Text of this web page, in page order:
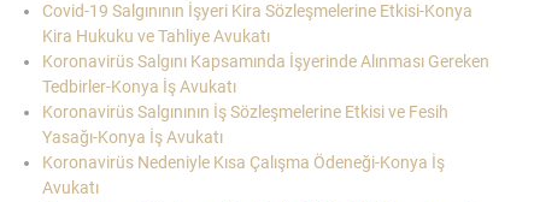
ETKISI
VE
FESIH
YASAĞI-
KONYA
İŞ
AVUKATI”
Covid-19 Salgınının İşyeri Kira Sözleşmelerine Etkisi-Konya
Kira Hukuku ve Tahliye Avukatı
Koronavirüs Salgını Kapsamında İşyerinde Alınması Gereken
Tedbirler-Konya İş Avukatı
Koronavirüs Salgınının İş Sözleşmelerine Etkisi ve Fesih
Yasağı-Konya İş Avukatı
Koronavirüs Nedeniyle Kısa Çalışma Ödeneği-Konya İş
Avukatı